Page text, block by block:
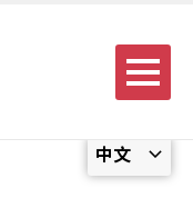
中文
Menu